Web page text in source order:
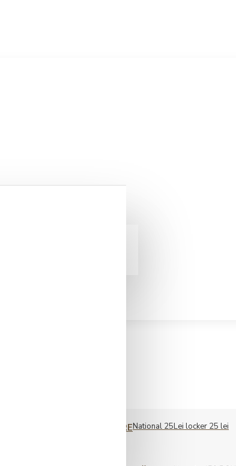
Sense Deep Black
COST LIVRARENational 25Lei locker 25 lei